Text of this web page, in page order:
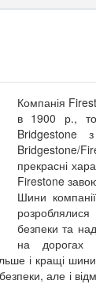
Компанія
в 1900 р.,
Bridgestone
Bridgestone/
прекрасні
Firestone
Шини
безпеки та
на дорогах
і кращі
але і